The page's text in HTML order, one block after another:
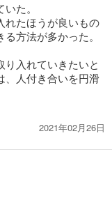
倒な整理も必要と
術。
事法」等多くの手
アもいくつかあっ
って、その「記
められている点が
じた。
た。
れたほうが良いもの
方法が多かった。
入れていきたいと
、人付き合いを円滑
2021年02月26日